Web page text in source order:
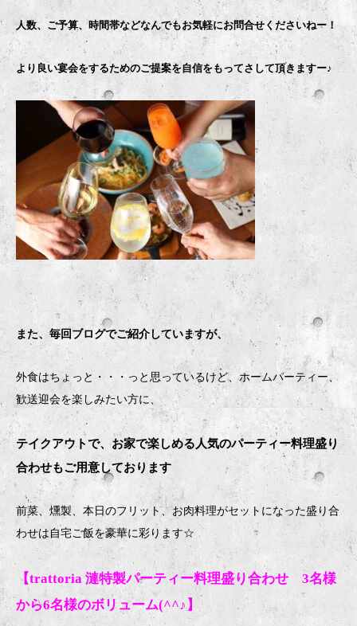
人数、ご予算、時間帯などなんでもお気軽にお問合せくださいねー！
より良い宴会をするためのご提案を自信をもってさして頂きますー♪
また、毎回ブログでご紹介していますが、
外食はちょっと・・・っと思っているけど、ホームパーティー、
歓送迎会を楽しみたい方に、
テイクアウトで、お家で楽しめる人気のパーティー料理盛り
合わせもご用意しております
前菜、燻製、本日のフリット、お肉料理がセットになった盛り合
わせは自宅ご飯を豪華に彩ります☆
【trattoria 漣特製パーティー料理盛り合わせ 3名様
から6名様のボリューム(^^♪】